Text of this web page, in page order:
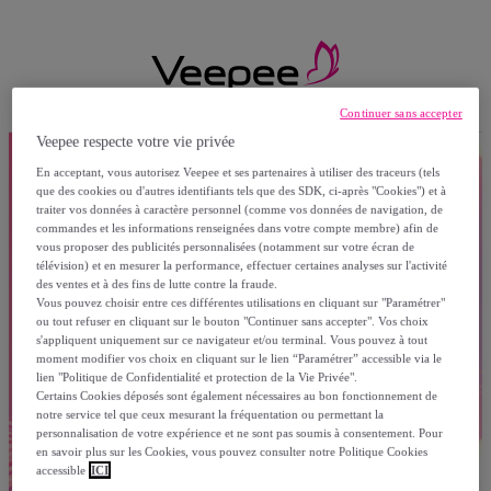
Veepee respecte votre vie privée
En acceptant, vous autorisez Veepee et ses partenaires à utiliser des traceurs (tels
que des cookies ou d'autres identifiants tels que des SDK, ci-après "Cookies") et à
traiter vos données à caractère personnel (comme vos données de navigation, de
commandes et les informations renseignées dans votre compte membre) afin de
vous proposer des publicités personnalisées (notamment sur votre écran de
télévision) et en mesurer la performance, effectuer certaines analyses sur l'activité
des ventes et à des fins de lutte contre la fraude.
Vous pouvez choisir entre ces différentes utilisations en cliquant sur "Paramétrer"
ou tout refuser en cliquant sur le bouton "Continuer sans accepter". Vos choix
s'appliquent uniquement sur ce navigateur et/ou terminal. Vous pouvez à tout
moment modifier vos choix en cliquant sur le lien “Paramétrer” accessible via le
lien "Politique de Confidentialité et protection de la Vie Privée".
Certains Cookies déposés sont également nécessaires au bon fonctionnement de
notre service tel que ceux mesurant la fréquentation ou permettant la
personnalisation de votre expérience et ne sont pas soumis à consentement. Pour
en savoir plus sur les Cookies, vous pouvez consulter notre Politique Cookies
accessible ICI
Continuer sans accepter